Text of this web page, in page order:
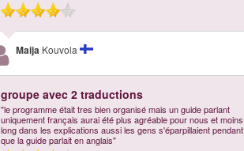
Maija Kouvola
groupe avec 2 traductions
"le programme était tres bien organisé mais un guide parlant
uniquement français aurai été plus agréable pour nous et moins
long dans les explications aussi les gens s'éparpillaient pendant
que la guide parlait en anglais"